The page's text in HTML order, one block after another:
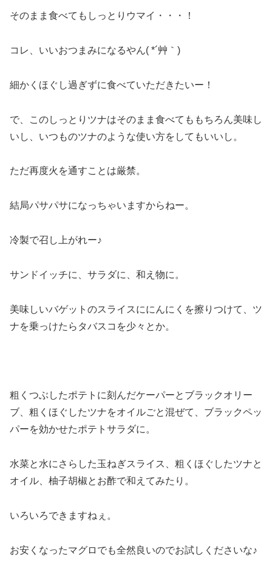
そのまま食べてもしっとりウマイ・・・！
コレ、いいおつまみになるやん( *´艸｀)
細かくほぐし過ぎずに食べていただきたいー！
で、このしっとりツナはそのまま食べてももちろん美味し
いし、いつものツナのような使い方をしてもいいし。
ただ再度火を通すことは厳禁。
結局パサパサになっちゃいますからねー。
冷製で召し上がれー♪
サンドイッチに、サラダに、和え物に。
美味しいバゲットのスライスににんにくを擦りつけて、ツ
ナを乗っけたらタバスコを少々とか。
粗くつぶしたポテトに刻んだケーパーとブラックオリー
ブ、粗くほぐしたツナをオイルごと混ぜて、ブラックペッ
パーを効かせたポテトサラダに。
水菜と水にさらした玉ねぎスライス、粗くほぐしたツナと
オイル、柚子胡椒とお酢で和えてみたり。
いろいろできますねぇ。
お安くなったマグロでも全然良いのでお試しくださいな♪